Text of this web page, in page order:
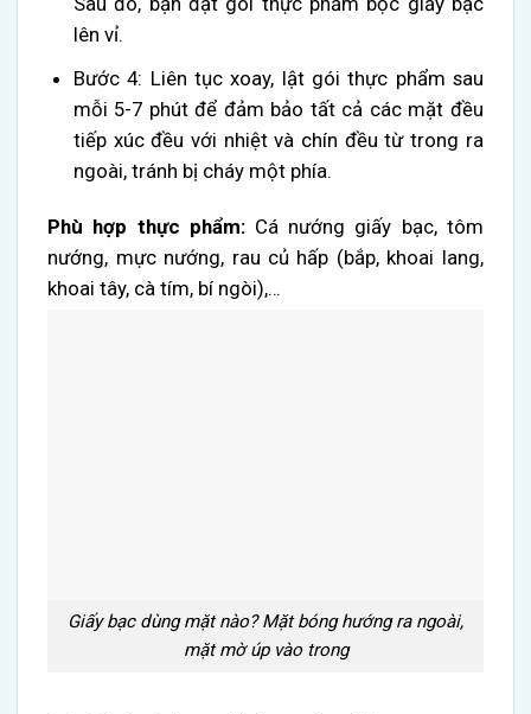
lên vỉ.
Bước 4: Liên tục xoay, lật gói thực phẩm sau
mỗi 5-7 phút để đảm bảo tất cả các mặt đều
tiếp xúc đều với nhiệt và chín đều từ trong ra
ngoài, tránh bị cháy một phía.
Phù hợp thực phẩm: Cá nướng giấy bạc, tôm
nướng, mực nướng, rau củ hấp (bắp, khoai lang,
khoai tây, cà tím, bí ngòi),…
Giấy bạc dùng mặt nào? Mặt bóng hướng ra ngoài,
mặt mờ úp vào trong